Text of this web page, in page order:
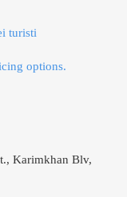
turisti
options.
Karimkhan Blv,